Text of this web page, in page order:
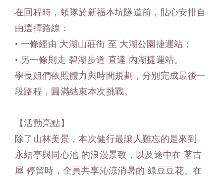
在回程時，領隊於新福本坑隧道前，貼心安排自
由選擇路線：
• 一條經由 大湖山莊街 至 大湖公園捷運站；
• 另一條則走 碧湖步道 直達 內湖捷運站。
學長姐們依照體力與時間規劃，分別完成最後一
段路程，圓滿結束本次挑戰。
【活動亮點 】
除了山林美景，本次健行最讓人難忘的是來到
永結亭與同心池 的浪漫景致，以及途中在 茗古
屋 停留時，全員共享沁涼消暑的 綠豆豆花。在